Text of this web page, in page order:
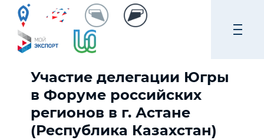
Участие делегации Югры
в Форуме российских
регионов в г. Астане
(Республика Казахстан)